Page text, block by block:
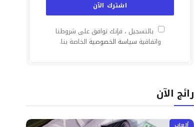
بالتسجيل ، فإنك توافق على شروطنا
واتفاقية سياسة الخصوصية الخاصة بنا.
رائج الآن